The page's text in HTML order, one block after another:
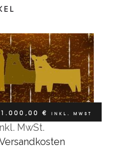
wählen
LÖWEN
1.000,00€ INKL. MWST
MwSt.